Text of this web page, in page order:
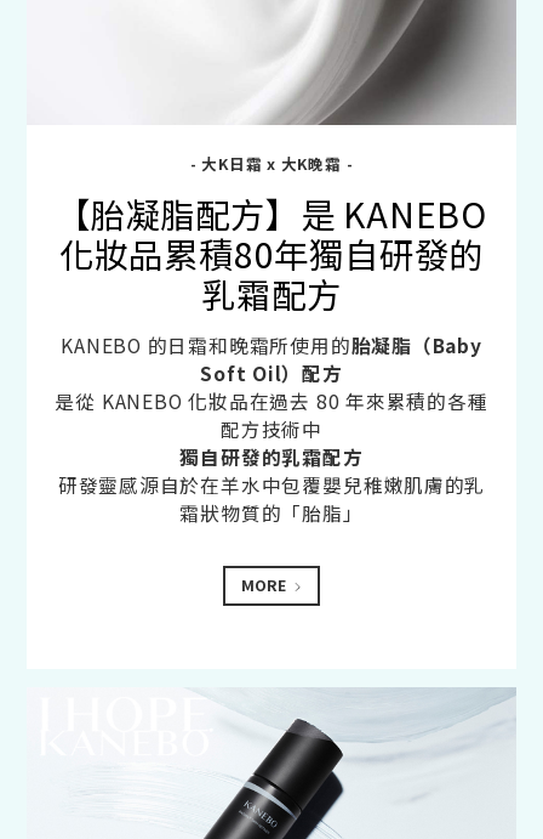
- 大K日霜 x 大K晚霜 -
【胎凝脂配方】是 KANEBO
化妝品累積80年獨自研發的
乳霜配方
KANEBO 的日霜和晚霜所使用的胎凝脂（Baby
Soft Oil）配方
是從 KANEBO 化妝品在過去 80 年來累積的各種
配方技術中
獨自研發的乳霜配方
研發靈感源自於在羊水中包覆嬰兒稚嫩肌膚的乳
霜狀物質的「胎脂」
MORE